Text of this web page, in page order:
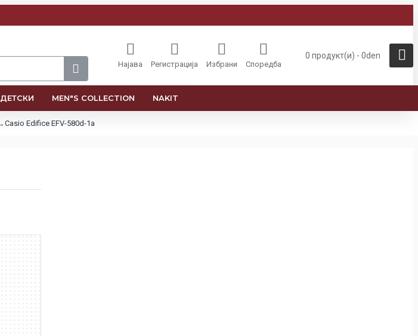
Најава Регистрација Избрани Споредба
0 продукт(и) - 0den
ДЕТСКИ MEN"S COLLECTION NAKIT
Casio Edifice EFV-580d-1a